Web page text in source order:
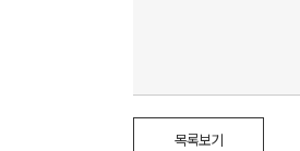
목록보기